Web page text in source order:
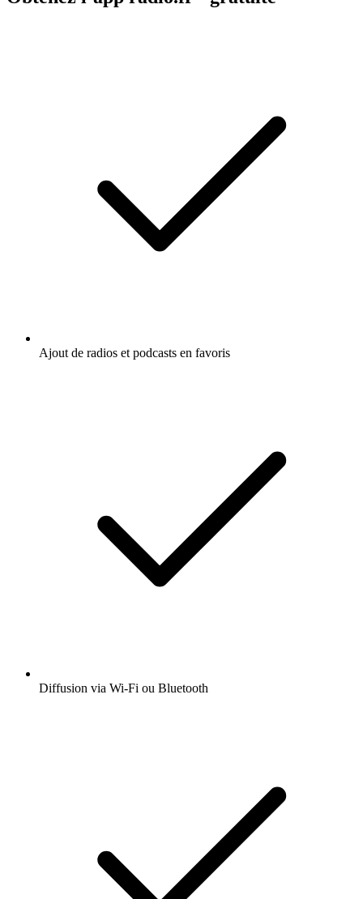
Ajout de radios et podcasts en favoris
Diffusion via Wi-Fi ou Bluetooth